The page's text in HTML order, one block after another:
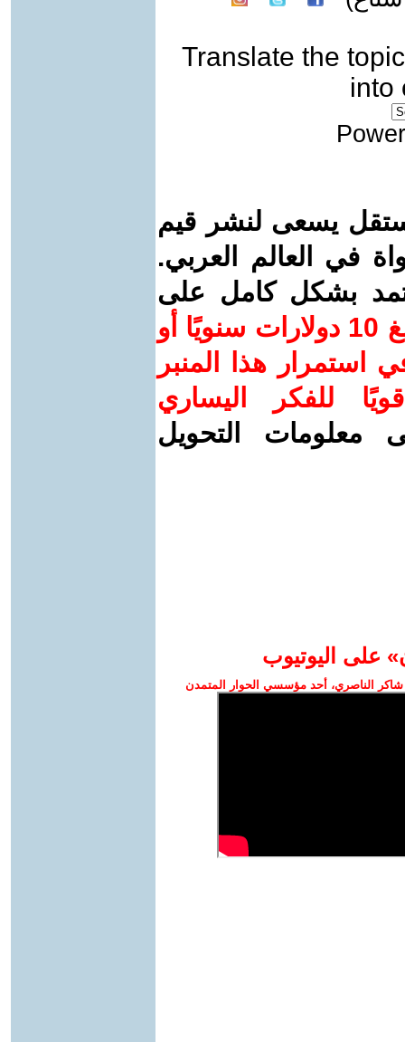
Translate the topic
into
يسعى لنشر قيم
في العالم العربي.
بشكل كامل على
ساهم/ي معنا! بدعمكم بمبلغ 10 دولارات سنويًا أو
استمرار هذا المنبر
للفكر اليساري
معلومات التحويل
على اليوتيوب
الناصري، أحد مؤسسي الحوار المتمدن